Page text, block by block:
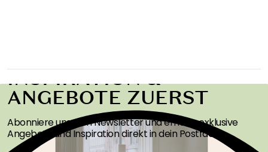
INSPIRATION &
ANGEBOTE ZUERST
Abonniere unseren Newsletter und erhalte exklusive
Angebote und Inspiration direkt in dein Postfach!